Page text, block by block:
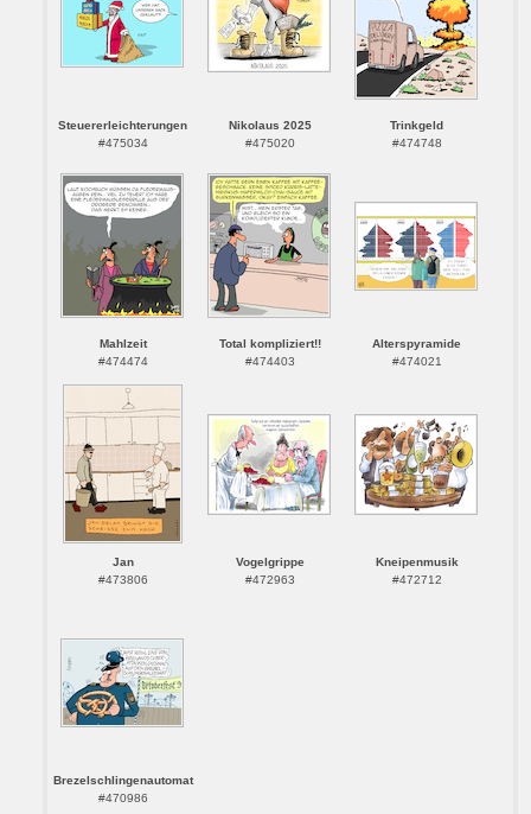
Steuererleichterungen
#475034
Nikolaus 2025
#475020
Trinkgeld
#474748
Mahlzeit
#474474
Total kompliziert!!
#474403
Alterspyramide
#474021
Jan
#473806
Vogelgrippe
#472963
Kneipenmusik
#472712
Brezelschlingenautomat
#470986